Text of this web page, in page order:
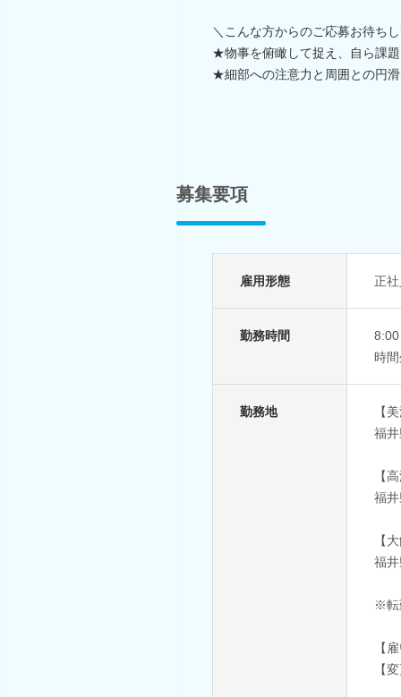
＼こんな方からのご応募お待ち
★物事を俯瞰して捉え、自ら課
★細部への注意力と周囲との円
募集要項
雇用形態 正
勤務時間
時
勤務地
【
福
【
福
【
福
※転
【
【